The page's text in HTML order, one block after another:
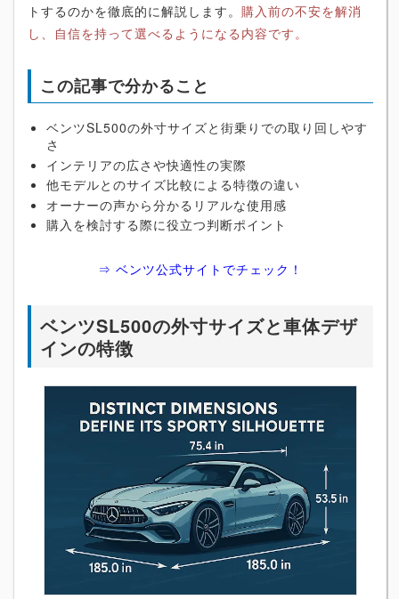
トするのかを徹底的に解説します。 購入前の不安を解消
し、自信を持って選べるようになる内容です。
この記事で分かること
ベンツSL500の外寸サイズと街乗りでの取り回しやす
さ
インテリアの広さや快適性の実際
他モデルとのサイズ比較による特徴の違い
オーナーの声から分かるリアルな使用感
購入を検討する際に役立つ判断ポイント
⇒ ベンツ公式サイトでチェック！
ベンツSL500の外寸サイズと車体デザ
インの特徴